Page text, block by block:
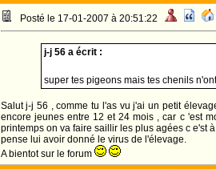
Posté le 17-01-2007 à 20:51:22
j-j 56 a écrit :
super tes pigeons mais tes chenils
Salut j-j 56 , comme tu l'as vu j'ai un petit
encore jeunes entre 12 et 24 mois , car c 'est
printemps on va faire saillir les plus agées c e'st
pense lui avoir donné le virus de l'élevage.
A bientot sur le forum